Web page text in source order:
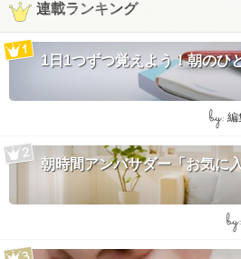
連載ランキング
1日1つずつ覚えよう！朝のひ
by: 編
朝時間アンバサダー「お気に
by: